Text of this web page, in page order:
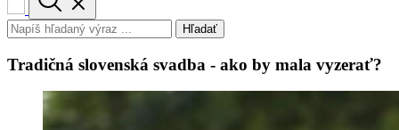
Hľadať
Tradičná slovenská svadba - ako by mala vyzerať?